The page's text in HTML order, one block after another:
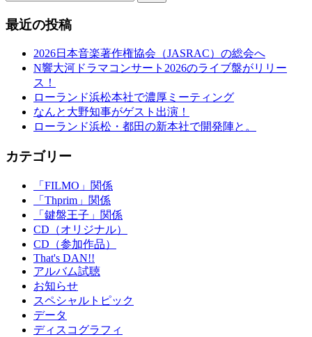
最近の投稿
2026日本音楽著作権協会（JASRAC）の総会へ
N響大河ドラマコンサート2026のライブ盤がリリー
ス！
ローランド浜松本社で濃厚ミーティング
なんと大野知事がゲスト出演！
ローランド浜松・都田の新本社で開発陣と。
カテゴリー
「FILMO」関係
「Thprim」関係
「鍵盤王子」関係
CD（オリジナル）
CD（参加作品）
That's DAN!!
アルバム試聴
お知らせ
スペシャルトピック
データ
ディスコグラフィ